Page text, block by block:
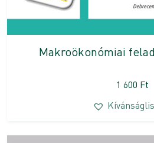
Makroökonómiai
1 600 Ft